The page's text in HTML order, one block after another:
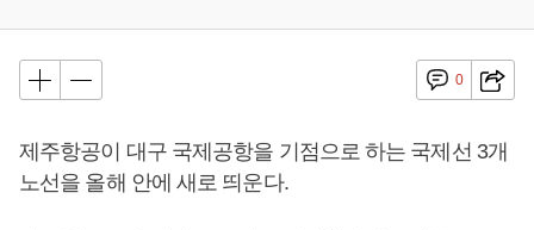
0
제주항공이 대구 국제공항을 기점으로 하는 국제선 3개
노선을 올해 안에 새로 띄운다.